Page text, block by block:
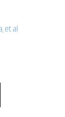
et al